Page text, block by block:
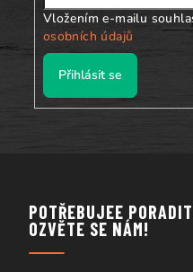
Vložením e-mailu
osobních údajů
Přihlásit se
POTŘEBUJEE
OZVĚTE SE NÁM!